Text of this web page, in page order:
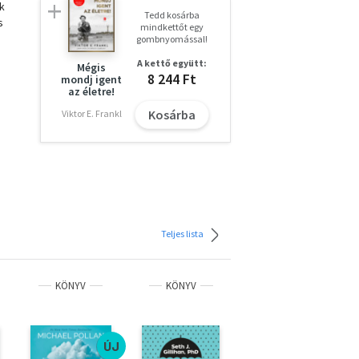
Mégis
mondj igent
az életre!
Viktor E. Frankl
Tedd kosárba
mindkettőt egy
gombnyomással!
A kettő együtt:
8 244 Ft
Kosárba
Teljes lista
KÖNYV
ÚJ
KÖNYV